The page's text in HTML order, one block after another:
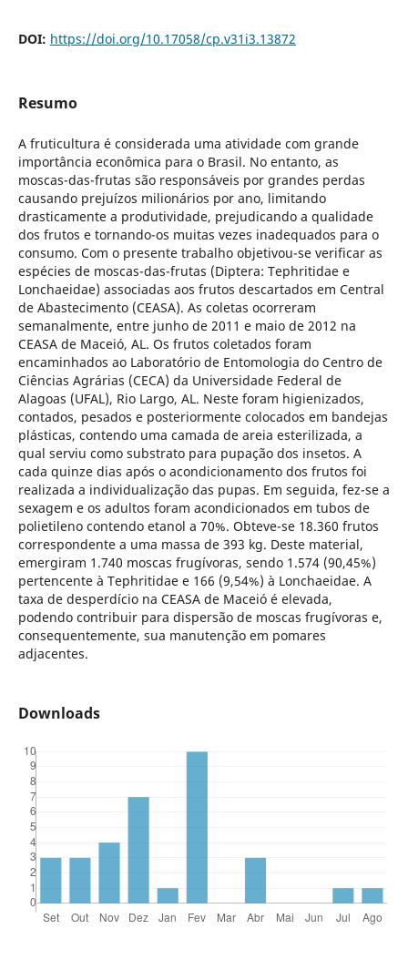
DOI: https://doi.org/10.17058/cp.v31i3.13872
Resumo
A fruticultura é considerada uma atividade com grande
importância econômica para o Brasil. No entanto, as
moscas-das-frutas são responsáveis por grandes perdas
causando prejuízos milionários por ano, limitando
drasticamente a produtividade, prejudicando a qualidade
dos frutos e tornando-os muitas vezes inadequados para o
consumo. Com o presente trabalho objetivou-se verificar as
espécies de moscas-das-frutas (Diptera: Tephritidae e
Lonchaeidae) associadas aos frutos descartados em Central
de Abastecimento (CEASA). As coletas ocorreram
semanalmente, entre junho de 2011 e maio de 2012 na
CEASA de Maceió, AL. Os frutos coletados foram
encaminhados ao Laboratório de Entomologia do Centro de
Ciências Agrárias (CECA) da Universidade Federal de
Alagoas (UFAL), Rio Largo, AL. Neste foram higienizados,
contados, pesados e posteriormente colocados em bandejas
plásticas, contendo uma camada de areia esterilizada, a
qual serviu como substrato para pupação dos insetos. A
cada quinze dias após o acondicionamento dos frutos foi
realizada a individualização das pupas. Em seguida, fez-se a
sexagem e os adultos foram acondicionados em tubos de
polietileno contendo etanol a 70%. Obteve-se 18.360 frutos
correspondente a uma massa de 393 kg. Deste material,
emergiram 1.740 moscas frugívoras, sendo 1.574 (90,45%)
pertencente à Tephritidae e 166 (9,54%) à Lonchaeidae. A
taxa de desperdício na CEASA de Maceió é elevada,
podendo contribuir para dispersão de moscas frugívoras e,
consequentemente, sua manutenção em pomares
adjacentes.
Downloads